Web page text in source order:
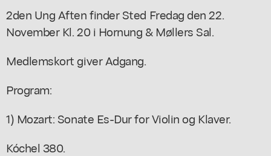
2den Ung Aften finder Sted Fredag den 22.
November Kl. 20 i Hornung & Møllers Sal.
Medlemskort giver Adgang.
Program:
1) Mozart: Sonate Es-Dur for Violin og Klaver.
Kóchel 380.